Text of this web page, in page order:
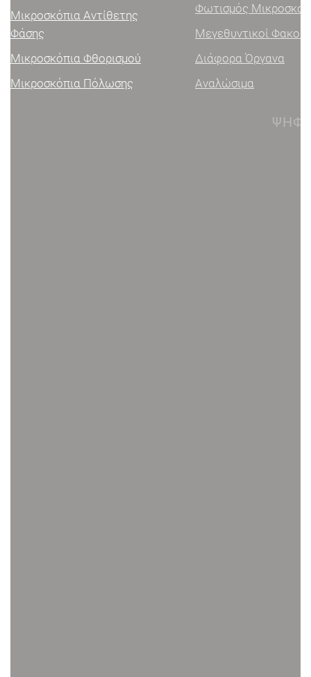
Μικροσκόπια Αντίθετης
Φάσης
Μικροσκόπια Φθορισμού
Μικροσκόπια Πόλωσης
Φωτισμός Μικροσκοπίας
Μεγεθυντικοί Φακοί
Διάφορα Όργανα
Αναλώσιμα